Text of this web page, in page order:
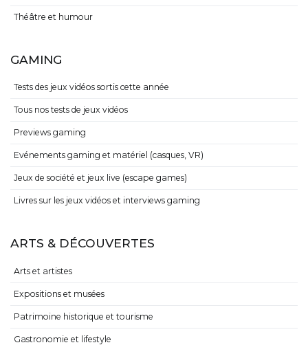
Théâtre et humour
GAMING
Tests des jeux vidéos sortis cette année
Tous nos tests de jeux vidéos
Previews gaming
Evénements gaming et matériel (casques, VR)
Jeux de société et jeux live (escape games)
Livres sur les jeux vidéos et interviews gaming
ARTS & DÉCOUVERTES
Arts et artistes
Expositions et musées
Patrimoine historique et tourisme
Gastronomie et lifestyle